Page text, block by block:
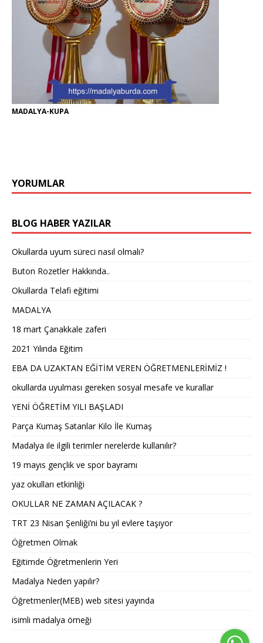
MADALYA-KUPA
YORUMLAR
BLOG HABER YAZILAR
Okullarda uyum süreci nasıl olmalı?
Buton Rozetler Hakkında..
Okullarda Telafi eğitimi
MADALYA
18 mart Çanakkale zaferi
2021 Yılında Eğitim
EBA DA UZAKTAN EĞİTİM VEREN ÖĞRETMENLERİMİZ !
okullarda uyulması gereken sosyal mesafe ve kurallar
YENİ ÖĞRETİM YILI BAŞLADI
Parça Kumaş Satanlar Kilo İle Kumaş
Madalya ile ilgili terimler nerelerde kullanılır?
19 mayıs gençlik ve spor bayramı
yaz okulları etkinliği
OKULLAR NE ZAMAN AÇILACAK ?
TRT 23 Nisan Şenliği’ni bu yıl evlere taşıyor
Öğretmen Olmak
Eğitimde Öğretmenlerin Yeri
Madalya Neden yapılır?
Öğretmenler(MEB) web sitesi yayında
isimli madalya örneği